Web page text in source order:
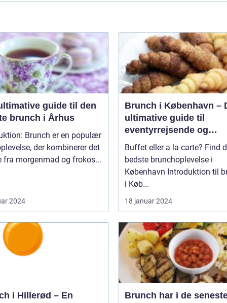
guide til den
brunch i Århus
Brunch er en populær
der kombinerer det
fra morgenmad og frokos...
2024
Brunch i København –
ultimative guide til
eventyrrejsende og
backpackere
Buffet eller a la carte? Find
bedste brunchoplevelse i
København Introduktion til brunch
i Køb...
18 januar 2024
i Hillerød – En
Brunch har i de